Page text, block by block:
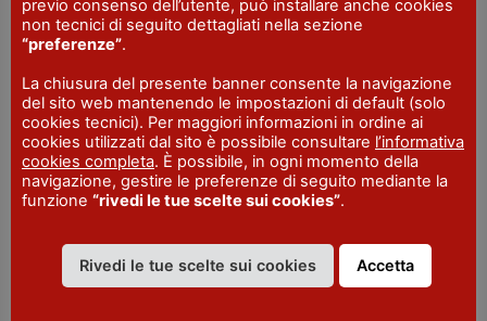
Quando: domenica 12 maggio, ore 17.30
Ingresso libero e gratuito
Il volto di Cristo nei
capolavori di Antonello da
Quando: giovedì 23 maggio, ore 18
previo consenso dell’utente, può installare anche cookies
non tecnici di seguito dettagliati nella sezione
“preferenze”.
La chiusura del presente banner consente la navigazione
del sito web mantenendo le impostazioni di default (solo
cookies tecnici). Per maggiori informazioni in ordine ai
cookies utilizzati dal sito è possibile consultare l’informativa
cookies completa. È possibile, in ogni momento della
navigazione, gestire le preferenze di seguito mediante la
funzione “rivedi le tue scelte sui cookies”.
Rivedi le tue scelte sui cookies Accetta